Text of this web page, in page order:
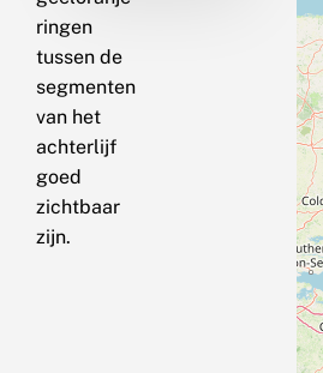
ringen
tussen de
segmenten
van het
achterlijf
goed
zichtbaar
zijn.